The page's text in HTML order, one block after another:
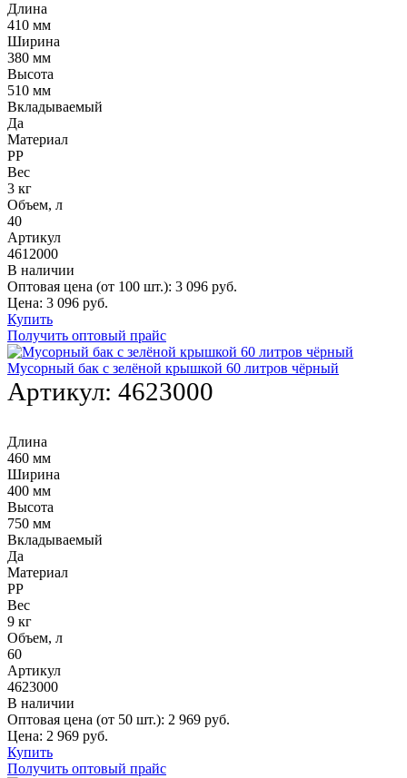
Длина
410 мм
Ширина
380 мм
Высота
510 мм
Вкладываемый
Да
Материал
PP
Вес
3 кг
Объем, л
40
Артикул
4612000
В наличии
Оптовая цена (от 100 шт.): 3 096 руб.
Цена: 3 096 руб.
Купить
Получить оптовый прайс
Мусорный бак с зелёной крышкой 60 литров чёрный
Артикул: 4623000
Длина
460 мм
Ширина
400 мм
Высота
750 мм
Вкладываемый
Да
Материал
PP
Вес
9 кг
Объем, л
60
Артикул
4623000
В наличии
Оптовая цена (от 50 шт.): 2 969 руб.
Цена: 2 969 руб.
Купить
Получить оптовый прайс